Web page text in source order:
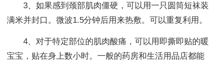
3、如果感到颈部肌肉僵硬，可以用一只圆筒短袜装
满米并封口。微波1.5分钟后用来热敷。可以重复利用。
4、对于特定部位的肌肉酸痛，可以用即撕即贴的暖
宝宝，贴在身上数小时。一般的药房和生活用品店都能